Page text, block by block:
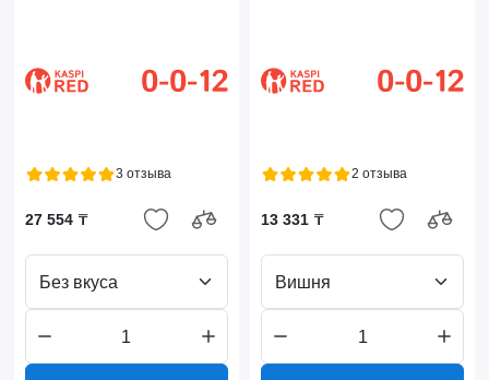
3 отзыва
27 554 ₸
Без вкуса
2 отзыва
13 331 ₸
Вишня